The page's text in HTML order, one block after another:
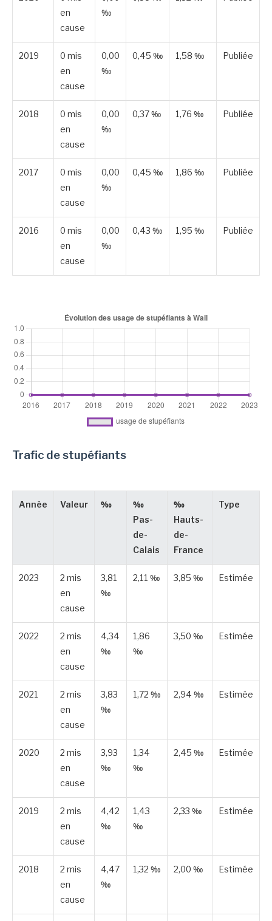
en
cause
‰
2019
0 mis
en
cause
0,00
‰
0,45 ‰ 1,58 ‰ Publiée
2018
0 mis
en
cause
0,00
‰
0,37 ‰ 1,76 ‰ Publiée
2017
0 mis
en
cause
0,00
‰
0,45 ‰ 1,86 ‰ Publiée
2016
0 mis
en
cause
0,00
‰
0,43 ‰ 1,95 ‰ Publiée
Trafic de stupéfiants
Année Valeur ‰
‰
Pas-
de-
Calais
‰
Hauts-
de-
France
Type
2023
2 mis
en
cause
3,81
‰
2,11 ‰ 3,85 ‰ Estimée
2022
2 mis
en
cause
4,34
‰
1,86
‰
3,50 ‰ Estimée
2021
2 mis
en
cause
3,83
‰
1,72 ‰ 2,94 ‰ Estimée
2020
2 mis
en
cause
3,93
‰
1,34
‰
2,45 ‰ Estimée
2019
2 mis
en
cause
4,42
‰
1,43
‰
2,33 ‰ Estimée
2018
2 mis
en
cause
4,47
‰
1,32 ‰ 2,00 ‰ Estimée